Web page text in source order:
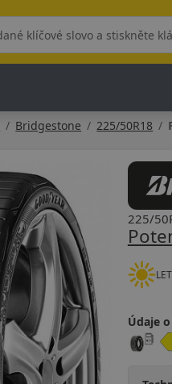
Bridgestone 225/50R18
225/
Údaje